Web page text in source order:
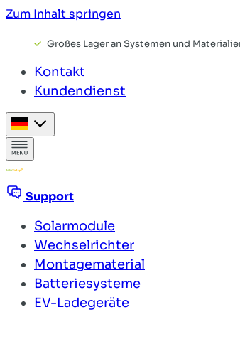
Zum Inhalt springen
Großes Lager an Systemen und
Kontakt
Kundendienst
Support
Solarmodule
Wechselrichter
Montagematerial
Batteriesysteme
EV-Ladegeräte